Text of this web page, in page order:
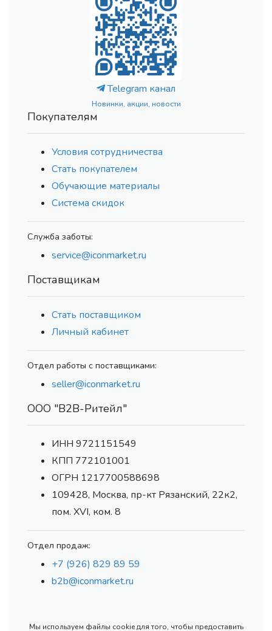
Telegram канал
Новинки, акции, новости
Покупателям
Условия сотрудничества
Стать покупателем
Обучающие материалы
Система скидок
Служба заботы:
service@iconmarket.ru
Поставщикам
Стать поставщиком
Личный кабинет
Отдел работы с поставщиками:
seller@iconmarket.ru
ООО "В2В-Ритейл"
ИНН 9721151549
КПП 772101001
ОГРН 1217700588698
109428, Москва, пр-кт Рязанский, 22к2,
пом. XVI, ком. 8
Отдел продаж:
+7 (926) 829 89 59
b2b@iconmarket.ru
Мы используем файлы cookie для того, чтобы предоставить